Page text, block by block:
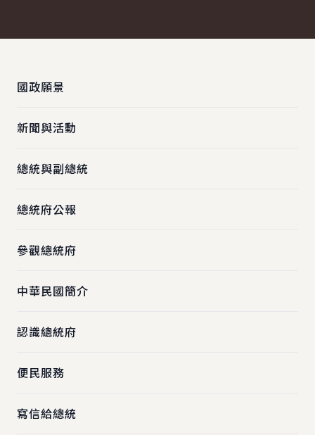
國政願景
新聞與活動
總統與副總統
總統府公報
參觀總統府
中華民國簡介
認識總統府
便民服務
寫信給總統